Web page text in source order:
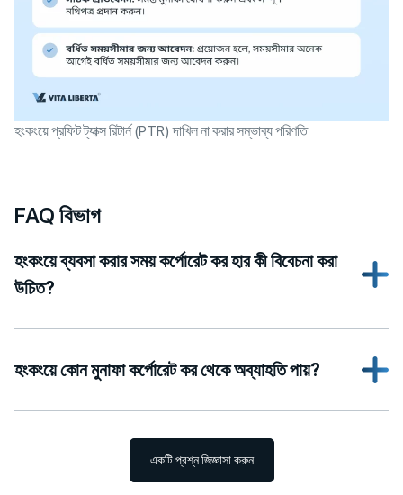
হংকংয়ে প্রফিট ট্যাক্স রিটার্ন (PTR) দাখিল না করার সম্ভাব্য পরিণতি
FAQ বিভাগ
হংকংয়ে ব্যবসা করার সময় কর্পোরেট কর হার কী বিবেচনা করা
উচিত?
হংকংয়ে কোন মুনাফা কর্পোরেট কর থেকে অব্যাহতি পায়?
একটি প্রশ্ন জিজ্ঞাসা করুন